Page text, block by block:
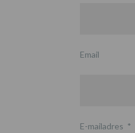
Email
E-mailadres *